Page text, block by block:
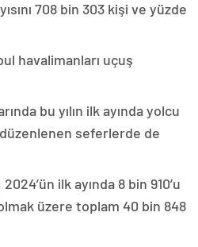
708 bin 303 kişi ve yüzde
havalimanları uçuş
bu yılın ilk ayında yolcu
düzenlenen seferlerde de
ilk ayında 8 bin 910’u
üzere toplam 40 bin 848